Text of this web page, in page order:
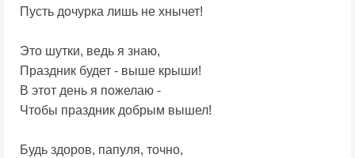
Пусть дочурка лишь не хнычет!
Это шутки, ведь я знаю,
Праздник будет - выше крыши!
В этот день я пожелаю -
Чтобы праздник добрым вышел!
Будь здоров, папуля, точно,